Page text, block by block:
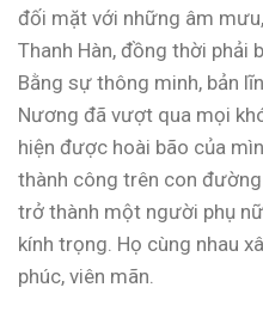
đối mặt với những âm
Thanh Hàn, đồng thời phải
Bằng sự thông minh, bản
Nương đã vượt qua mọi
hiện được hoài bão của
thành công trên con
trở thành một người phụ
kính trọng. Họ cùng nhau
phúc, viên mãn.